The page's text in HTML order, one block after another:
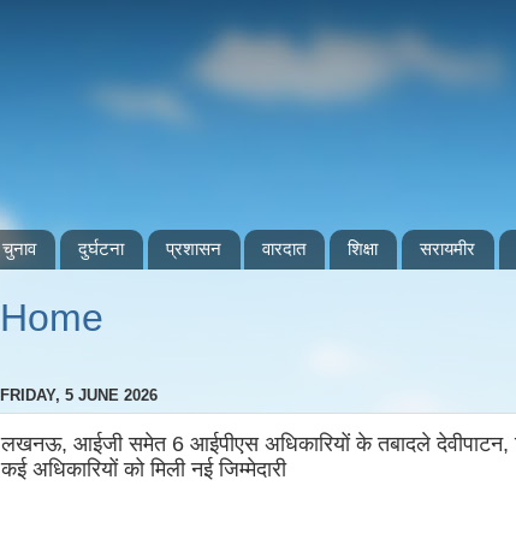
चुनाव दुर्घटना प्रशासन वारदात शिक्षा सरायमीर
Home
FRIDAY, 5 JUNE 2026
लखनऊ, आईजी समेत 6 आईपीएस अधिकारियों के तबादले देवीपाटन,
कई अधिकारियों को मिली नई जिम्मेदारी